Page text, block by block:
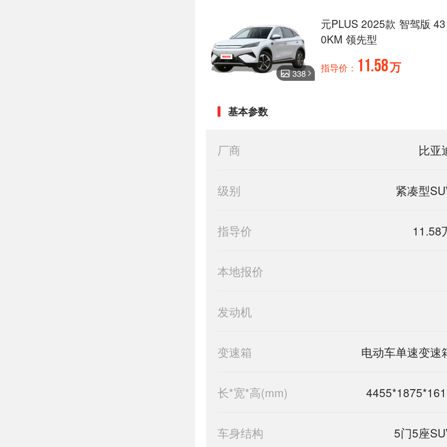
338
元PLUS 2025款 智驾版 43
0KM 领先型
指导价： 11.58万
基本参数
厂商 比亚
级别 紧凑型
指导价 11.58
本地报价
发动机
变速箱 电动车单速变速
长*宽*高(mm)
车身结构 5门5座